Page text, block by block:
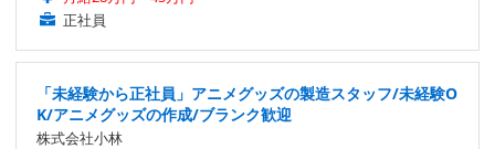
正社員
「未経験から正社員」アニメグッズの製造スタッフ/未経験O
K/アニメグッズの作成/ブランク歓迎
株式会社小林